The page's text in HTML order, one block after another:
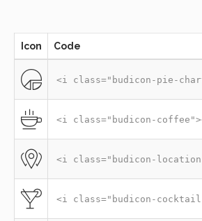
Icon Code
<i class="budicon-pie-
<i class="budicon-
<i class="budicon-
<i class="budicon-